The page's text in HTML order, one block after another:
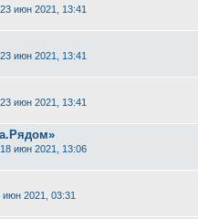
23 июн 2021, 13:41
23 июн 2021, 13:41
23 июн 2021, 13:41
18 июн 2021, 13:06
июн 2021, 03:31